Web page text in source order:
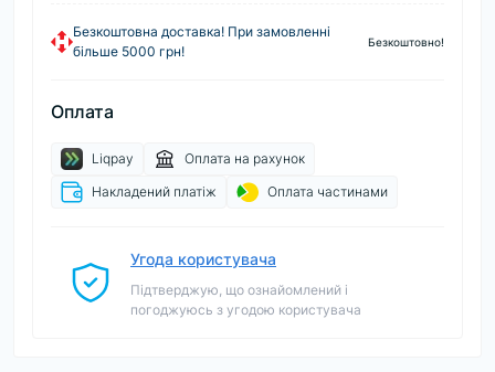
Безкоштовна доставка! При замовленні
більше 5000 грн!
Безкоштовно!
Оплата
Liqpay
Оплата на рахунок
Накладений платіж
Оплата частинами
Угода користувача
Підтверджую, що ознайомлений і
погоджуюсь з угодою користувача